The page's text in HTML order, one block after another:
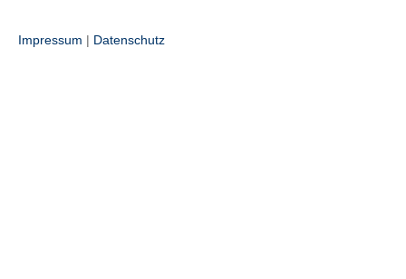
Impressum | Datenschutz